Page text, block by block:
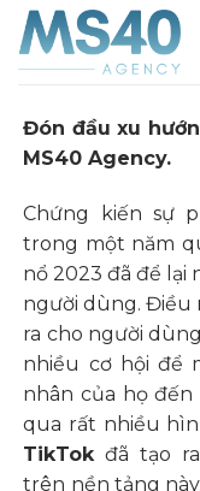
Skip
content
Đón đầu xu
MS40 Agency.
Chứng kiến sự
trong một năm
nổ 2023 đã để lại
người dùng. Điều
ra cho người
nhiều cơ hội để
nhân của họ đến
qua rất nhiều
TikTok đã tạo
trên nền tảng